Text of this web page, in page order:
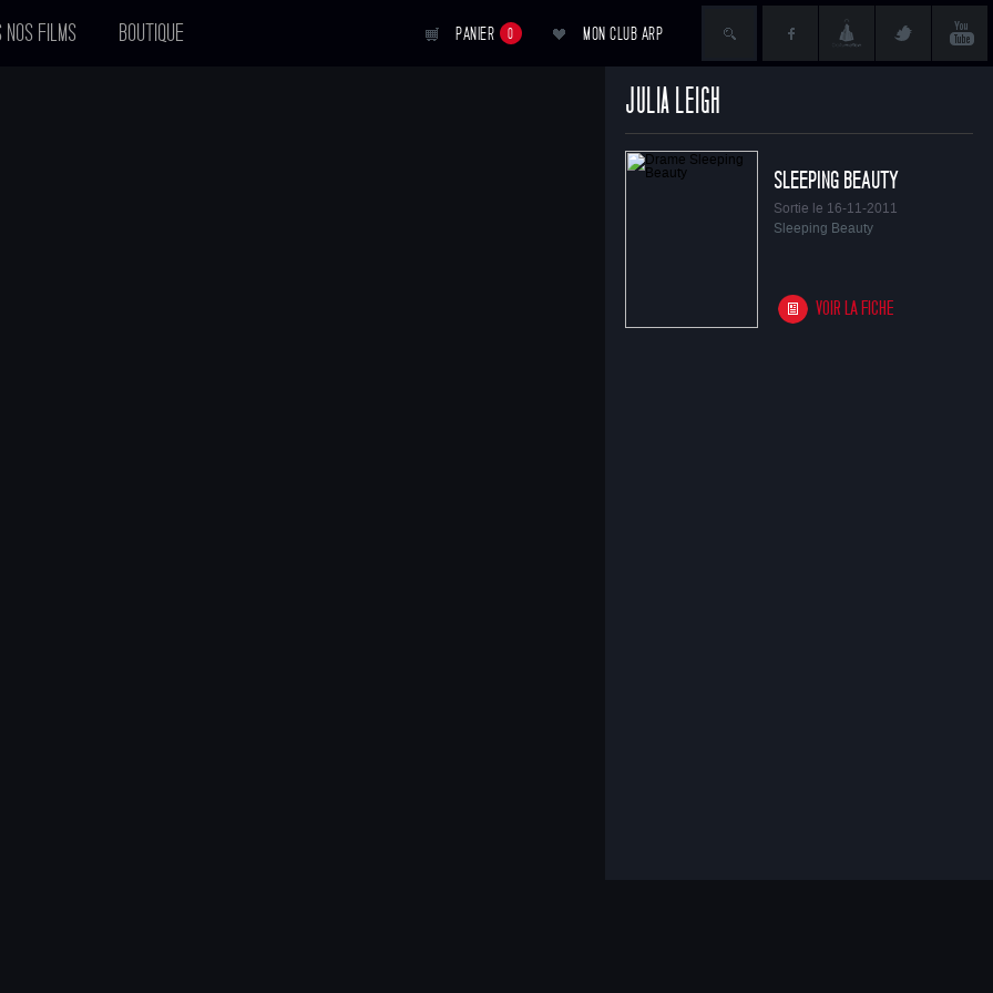
NOS FILMS BOUTIQUE MON CLUB ARP
PANIER 0
JULIA LEIGH
SLEEPING BEAUTY
Sortie le 16-11-2011
Sleeping Beauty
VOIR LA FICHE